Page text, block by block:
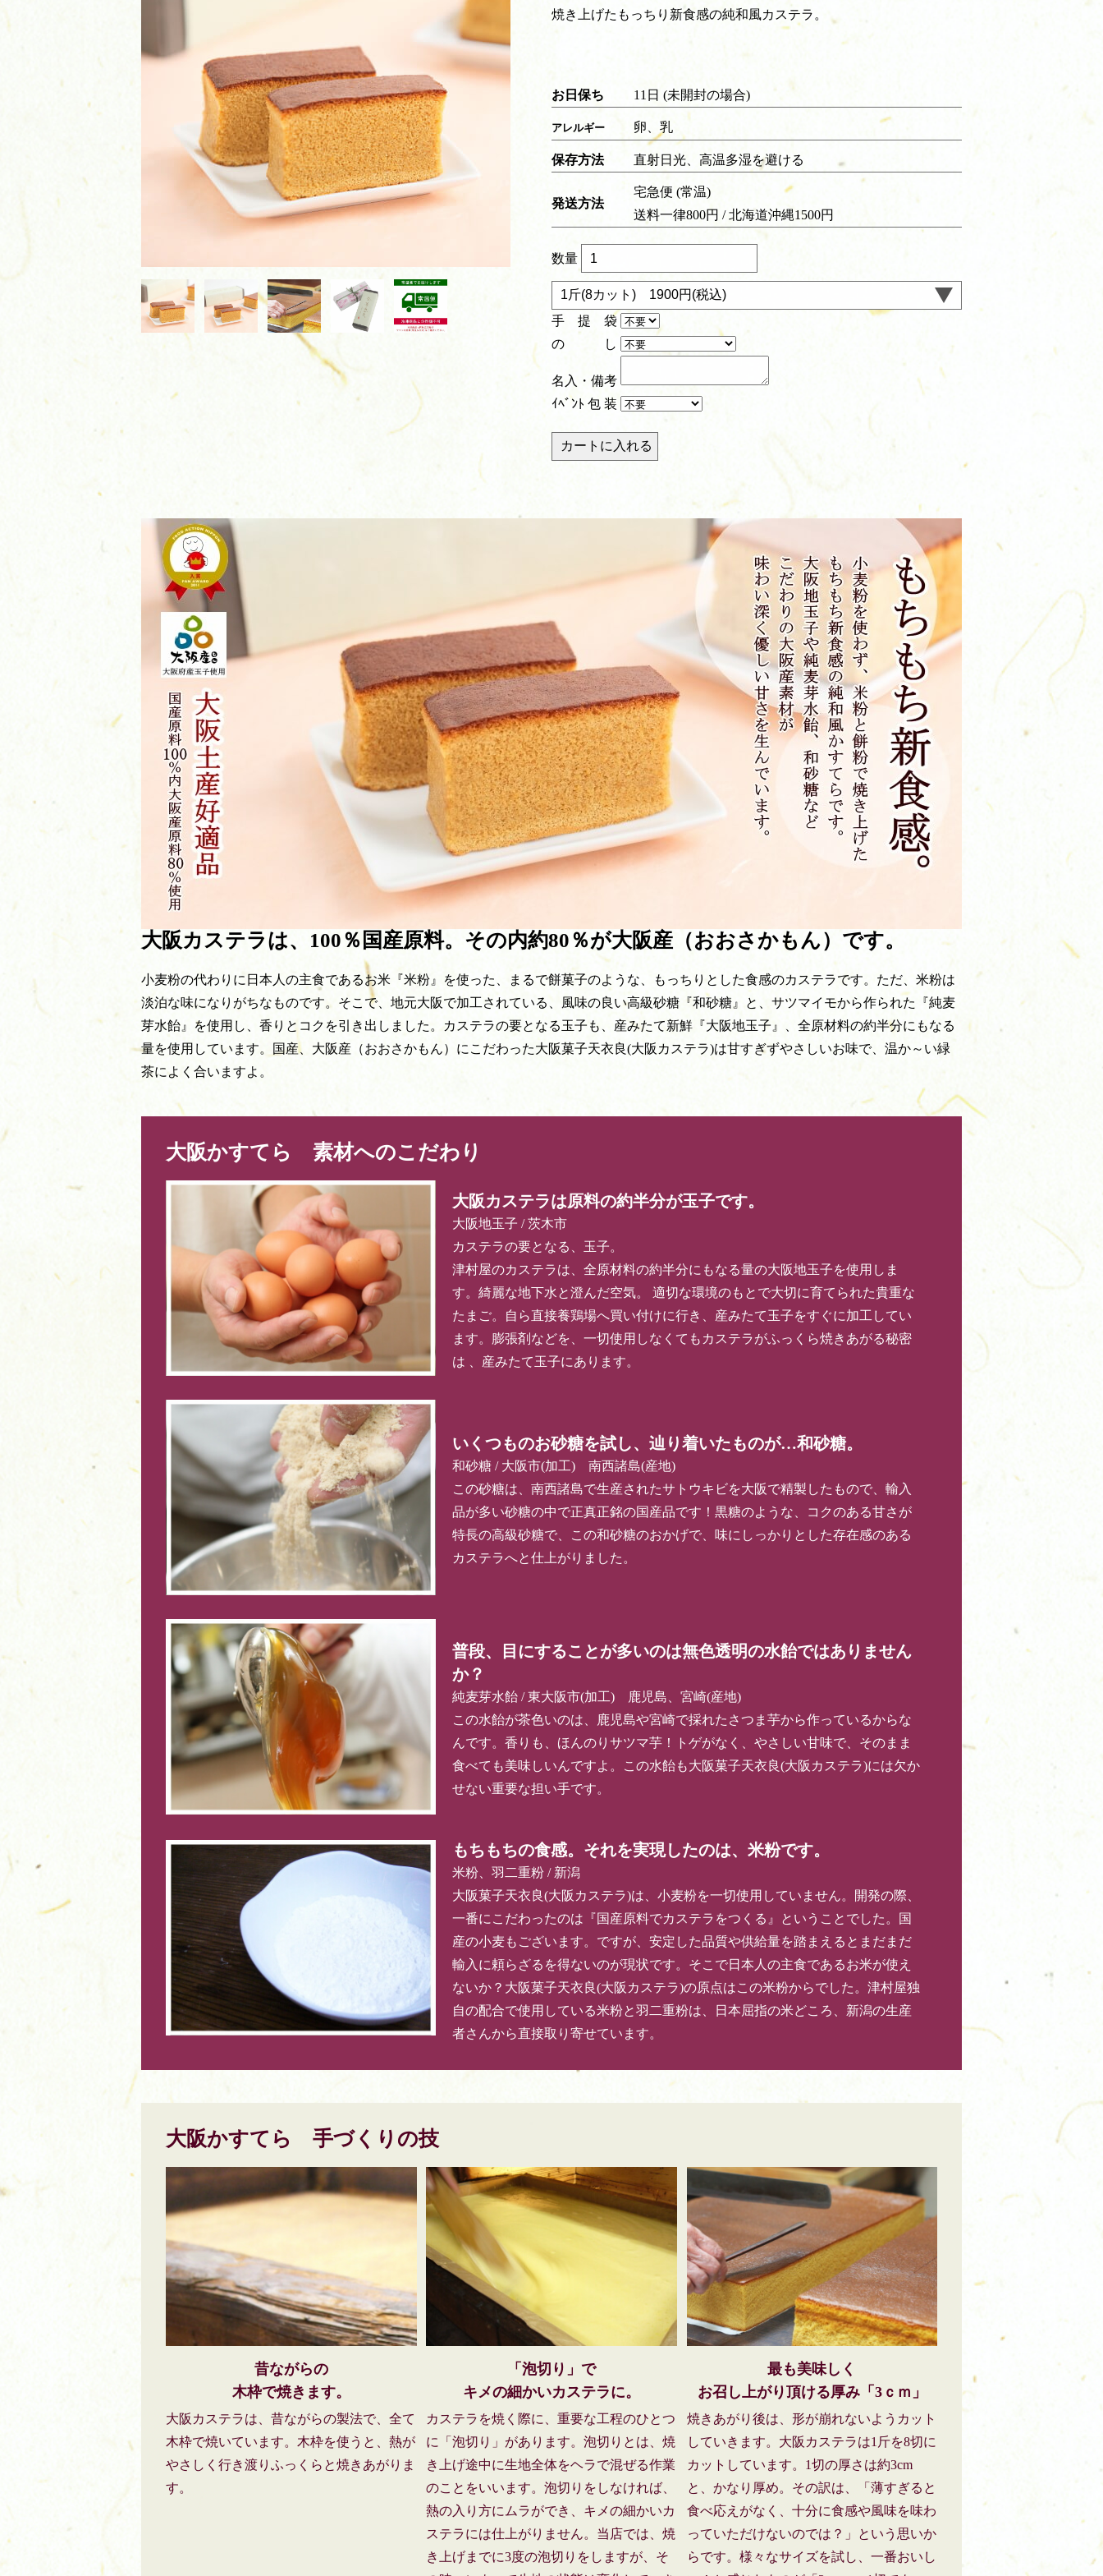
焼き上げたもっちり新食感の純和風カステラ。
お日保ち 11日 (未開封の場合)
アレルギー 卵、乳
保存方法 直射日光、高温多湿を避ける
発送方法
宅急便 (常温)
送料一律800円 / 北海道沖縄1500円
数量
手 提 袋
の し
名入・備考
ｲﾍﾞﾝﾄ 包 装
大阪カステラは、100％国産原料。その内約80％が大阪産（おおさかもん）です。
小麦粉の代わりに日本人の主食であるお米『米粉』を使った、まるで餅菓子のような、もっちりとした食感のカステラです。ただ、米粉は
淡泊な味になりがちなものです。そこで、地元大阪で加工されている、風味の良い高級砂糖『和砂糖』と、サツマイモから作られた『純麦
芽水飴』を使用し、香りとコクを引き出しました。カステラの要となる玉子も、産みたて新鮮『大阪地玉子』、全原材料の約半分にもなる
量を使用しています。国産、大阪産（おおさかもん）にこだわった大阪菓子天衣良(大阪カステラ)は甘すぎずやさしいお味で、温か～い緑
茶によく合いますよ。
大阪かすてら 素材へのこだわり
大阪カステラは原料の約半分が玉子です。
大阪地玉子 / 茨木市
カステラの要となる、玉子。
津村屋のカステラは、全原材料の約半分にもなる量の大阪地玉子を使用しま
す。綺麗な地下水と澄んだ空気。 適切な環境のもとで大切に育てられた貴重な
たまご。自ら直接養鶏場へ買い付けに行き、産みたて玉子をすぐに加工してい
ます。膨張剤などを、一切使用しなくてもカステラがふっくら焼きあがる秘密
は 、産みたて玉子にあります。
いくつものお砂糖を試し、辿り着いたものが…和砂糖。
和砂糖 / 大阪市(加工) 南西諸島(産地)
この砂糖は、南西諸島で生産されたサトウキビを大阪で精製したもので、輸入
品が多い砂糖の中で正真正銘の国産品です！黒糖のような、コクのある甘さが
特長の高級砂糖で、この和砂糖のおかげで、味にしっかりとした存在感のある
カステラへと仕上がりました。
普段、目にすることが多いのは無色透明の水飴ではありません
か？
純麦芽水飴 / 東大阪市(加工) 鹿児島、宮崎(産地)
この水飴が茶色いのは、鹿児島や宮崎で採れたさつま芋から作っているからな
んです。香りも、ほんのりサツマ芋！トゲがなく、やさしい甘味で、そのまま
食べても美味しいんですよ。この水飴も大阪菓子天衣良(大阪カステラ)には欠か
せない重要な担い手です。
もちもちの食感。それを実現したのは、米粉です。
米粉、羽二重粉 / 新潟
大阪菓子天衣良(大阪カステラ)は、小麦粉を一切使用していません。開発の際、
一番にこだわったのは『国産原料でカステラをつくる』ということでした。国
産の小麦もございます。ですが、安定した品質や供給量を踏まえるとまだまだ
輸入に頼らざるを得ないのが現状です。そこで日本人の主食であるお米が使え
ないか？大阪菓子天衣良(大阪カステラ)の原点はこの米粉からでした。津村屋独
自の配合で使用している米粉と羽二重粉は、日本屈指の米どころ、新潟の生産
者さんから直接取り寄せています。
大阪かすてら 手づくりの技
昔ながらの
木枠で焼きます。
大阪カステラは、昔ながらの製法で、全て
木枠で焼いています。木枠を使うと、熱が
やさしく行き渡りふっくらと焼きあがりま
す。
「泡切り」で
キメの細かいカステラに。
カステラを焼く際に、重要な工程のひとつ
に「泡切り」があります。泡切りとは、焼
き上げ途中に生地全体をヘラで混ぜる作業
のことをいいます。泡切りをしなければ、
熱の入り方にムラができ、キメの細かいカ
ステラには仕上がりません。当店では、焼
き上げまでに3度の泡切りをしますが、そ
最も美味しく
お召し上がり頂ける厚み「3ｃｍ」
焼きあがり後は、形が崩れないようカット
していきます。大阪カステラは1斤を8切に
カットしています。1切の厚さは約3cm
と、かなり厚め。その訳は、「薄すぎると
食べ応えがなく、十分に食感や風味を味わ
っていただけないのでは？」という思いか
らです。様々なサイズを試し、一番おいし